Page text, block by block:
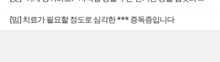
[밈] 치료가 필요할 정도로 심각한 *** 증독증입니다